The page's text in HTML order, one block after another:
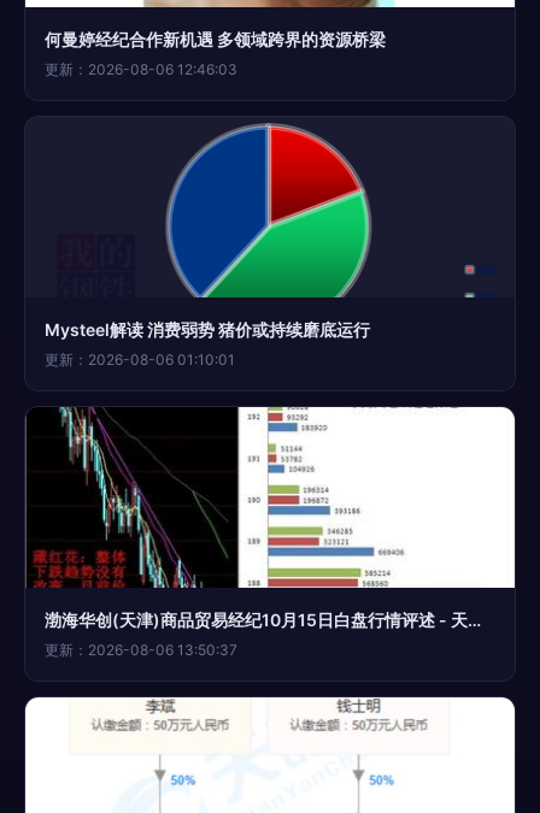
何曼婷经纪合作新机遇 多领域跨界的资源桥梁
更新：2026-08-06 12:46:03
Mysteel解读 消费弱势 猪价或持续磨底运行
更新：2026-08-06 01:10:01
渤海华创(天津)商品贸易经纪10月15日白盘行情评述 - 天津汇港农产品交易市场 贸易经纪
更新：2026-08-06 13:50:37